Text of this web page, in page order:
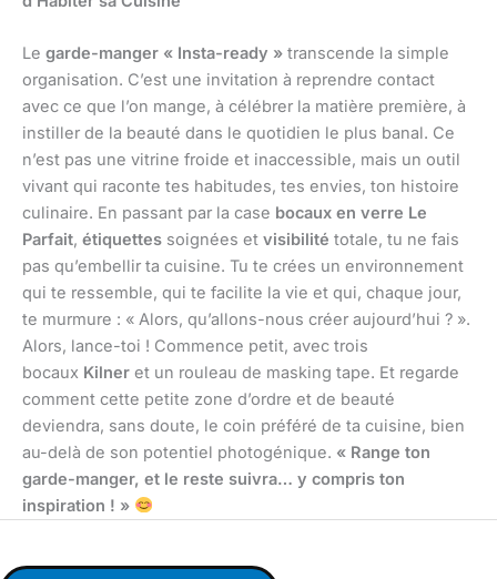
Le garde-manger « Insta-ready » transcende la simple
organisation. C’est une invitation à reprendre contact
avec ce que l’on mange, à célébrer la matière première, à
instiller de la beauté dans le quotidien le plus banal. Ce
n’est pas une vitrine froide et inaccessible, mais un outil
vivant qui raconte tes habitudes, tes envies, ton histoire
culinaire. En passant par la case bocaux en verre Le
Parfait, étiquettes soignées et visibilité totale, tu ne fais
pas qu’embellir ta cuisine. Tu te crées un environnement
qui te ressemble, qui te facilite la vie et qui, chaque jour,
te murmure : « Alors, qu’allons-nous créer aujourd’hui ? ».
Alors, lance-toi ! Commence petit, avec trois
bocaux Kilner et un rouleau de masking tape. Et regarde
comment cette petite zone d’ordre et de beauté
deviendra, sans doute, le coin préféré de ta cuisine, bien
au-delà de son potentiel photogénique. « Range ton
garde-manger, et le reste suivra… y compris ton
inspiration ! »